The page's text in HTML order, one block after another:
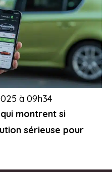
montrent si
sérieuse pour
à 09h34